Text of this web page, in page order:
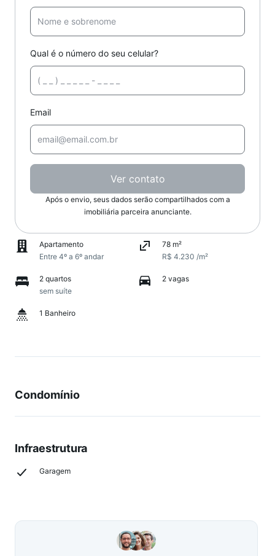
Qual é o número do seu celular?
Email
Ver contato
Após o envio, seus dados serão compartilhados com a
imobiliária parceira anunciante.
Apartamento
Entre 4º a 6º andar
78 m²
R$ 4.230 /m²
2 quartos
sem suíte
2 vagas
1 Banheiro
Condomínio
Infraestrutura
Garagem